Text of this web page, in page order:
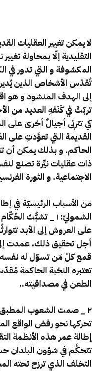
لا يمكن تغيير العقليات
التقليدية إلّا بمحاولة
المكشوفة و التي تدور في
تُقدّس الأشخاص الذين
إلى الهدف المنشود و هو
تربّتْ في كَنَفهِ العديد من
كي تتربّى أجيالٌ أخرى على
القديمة التي تعوَّدتِ على
الحاكم. و بذلك يمكن أن
ذات عقليات نيِّرة تصنع
الاجتماعية. و الثورة
من الأسباب الرئيسيّة في
الشموليّ: ١ _
تشبُّث الحُكّام
على العروش إلى الأبد
أجل تحقيق ذلك، عمدت
قمع كلّ مَن تسوّل له نفسه
تعتبره النخبة الحاكمة
الطعن في مصداقيته..
٢ _ صمت الشعوب
تحركها نحو رفض الواقع
إطالة عمر هذه الأنظمة
تتحكَّم في شؤون البلدان
التخلف الذي ترزح تحته